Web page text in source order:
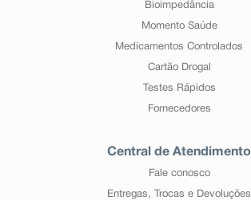
Bioimpedância
Momento Saúde
Medicamentos Controlados
Cartão Drogal
Testes Rápidos
Fornecedores
Central de Atendimento
Fale conosco
Entregas, Trocas e Devoluções